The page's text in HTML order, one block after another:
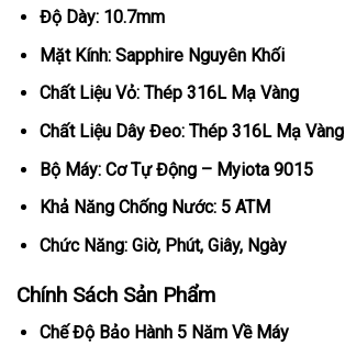
Độ Dày: 10.7mm
Mặt Kính: Sapphire Nguyên Khối
Chất Liệu Vỏ: Thép 316L Mạ Vàng
Chất Liệu Dây Đeo: Thép 316L Mạ Vàng
Bộ Máy: Cơ Tự Động – Myiota 9015
Khả Năng Chống Nước: 5 ATM
Chức Năng: Giờ, Phút, Giây, Ngày
Chính Sách Sản Phẩm
Chế Độ Bảo Hành 5 Năm Về Máy